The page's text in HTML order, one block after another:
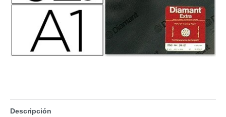
Descripción